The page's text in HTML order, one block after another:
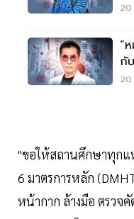
20
“
กั
ที่นี่
20
"ขอให้สถานศึกษาทุกแ
6 มาตรการหลัก
หน้ากาก ล้างมือ ตรวจ